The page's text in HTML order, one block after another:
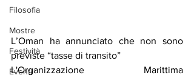
Filosofia
Mostre
Festività
Eventi
L’Oman ha annunciato che non sono
previste “tasse di transito”
L'Organizzazione Marittima